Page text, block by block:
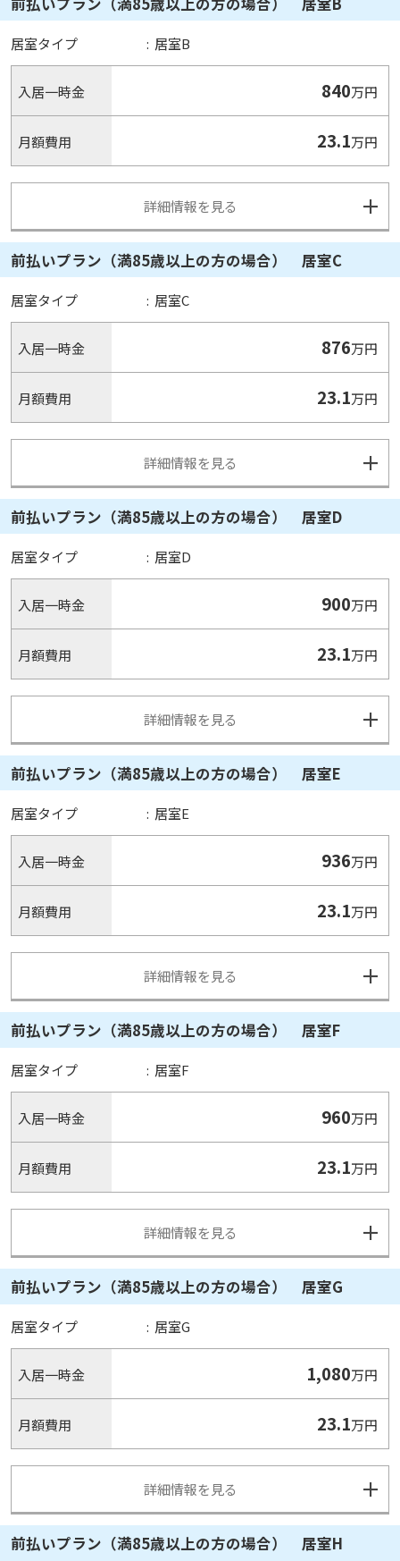
居室タイプ : 居室B
入居一時金 840万円
月額費用 23.1万円
詳細情報を見る
前払いプラン（満85歳以上の方の場合） 居室C
居室タイプ : 居室C
入居一時金 876万円
月額費用 23.1万円
詳細情報を見る
前払いプラン（満85歳以上の方の場合） 居室D
居室タイプ : 居室D
入居一時金 900万円
月額費用 23.1万円
詳細情報を見る
前払いプラン（満85歳以上の方の場合） 居室E
居室タイプ : 居室E
入居一時金 936万円
月額費用 23.1万円
詳細情報を見る
前払いプラン（満85歳以上の方の場合） 居室F
居室タイプ : 居室F
入居一時金 960万円
月額費用 23.1万円
詳細情報を見る
前払いプラン（満85歳以上の方の場合） 居室G
居室タイプ : 居室G
入居一時金 1,080万円
月額費用 23.1万円
詳細情報を見る
前払いプラン（満85歳以上の方の場合） 居室H